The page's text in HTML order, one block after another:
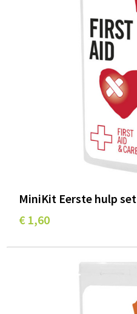
MiniKit Eerste hulp set
€ 1,60